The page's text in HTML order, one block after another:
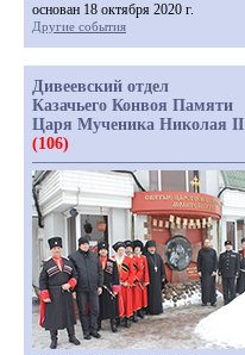
основан 18 октября 2020 г.
Другие события
Дивеевский отдел
Казачьего Конвоя Памяти
Царя Мученика Николая II
(106)